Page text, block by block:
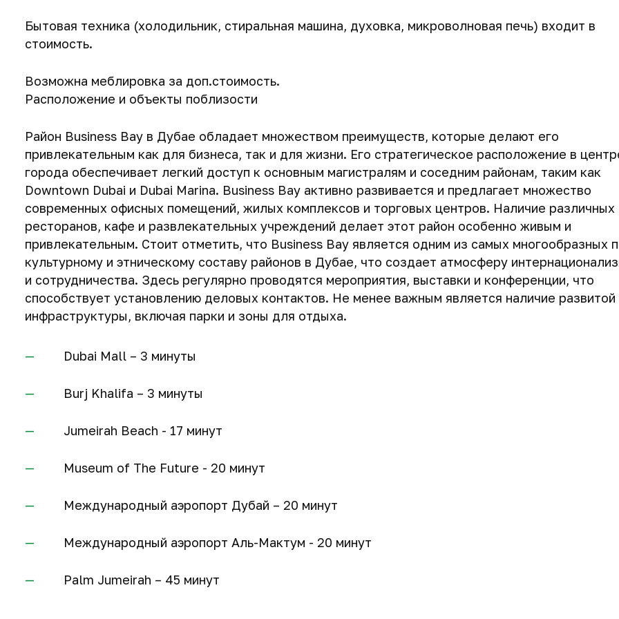
Бытовая техника (холодильник, стиральная машина, духовка, микроволновая печь) входит в
стоимость.
Возможна меблировка за доп.стоимость.
Расположение и объекты поблизости
Район Business Bay в Дубае обладает множеством преимуществ, которые делают его
привлекательным как для бизнеса, так и для жизни. Его стратегическое расположение в
города обеспечивает легкий доступ к основным магистралям и соседним районам, таким как
Downtown Dubai и Dubai Marina. Business Bay активно развивается и предлагает множество
современных офисных помещений, жилых комплексов и торговых центров. Наличие различных
ресторанов, кафе и развлекательных учреждений делает этот район особенно живым и
привлекательным. Стоит отметить, что Business Bay является одним из самых многообразных
культурному и этническому составу районов в Дубае, что создает атмосферу
и сотрудничества. Здесь регулярно проводятся мероприятия, выставки и конференции, что
способствует установлению деловых контактов. Не менее важным является наличие развитой
инфраструктуры, включая парки и зоны для отдыха.
Dubai Mall – 3 минуты
Burj Khalifa – 3 минуты
Jumeirah Beach - 17 минут
Museum of The Future - 20 минут
Международный аэропорт Дубай – 20 минут
Международный аэропорт Аль-Мактум - 20 минут
Palm Jumeirah – 45 минут